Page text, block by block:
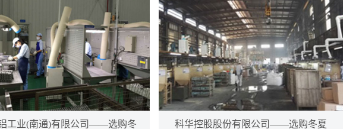
工业(南通)有限公司——选购冬
科华控股股份有限公司——选购冬夏